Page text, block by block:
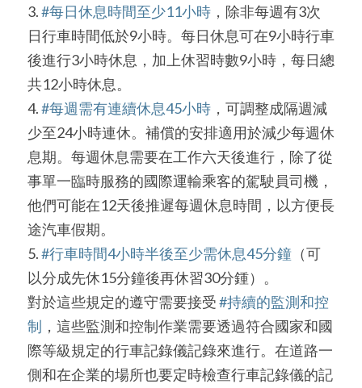
3. #每日休息時間至少11小時 ，除非每週有3次
日行車時間低於9小時。每日休息可在9小時行車
後進行3小時休息，加上休習時數9小時，每日總
共12小時休息。
4. #每週需有連續休息45小時 ，可調整成隔週減
少至24小時連休。補償的安排適用於減少每週休
息期。每週休息需要在工作六天後進行，除了從
事單一臨時服務的國際運輸乘客的駕駛員司機，
他們可能在12天後推遲每週休息時間，以方便長
途汽車假期。
5. #行車時間4小時半後至少需休息45分鐘 （可
以分成先休15分鐘後再休習30分鍾）。
對於這些規定的遵守需要接受 #持續的監測和控
制 ，這些監測和控制作業需要透過符合國家和國
際等級規定的行車記錄儀記錄來進行。在道路一
側和在企業的場所也要定時檢查行車記錄儀的記